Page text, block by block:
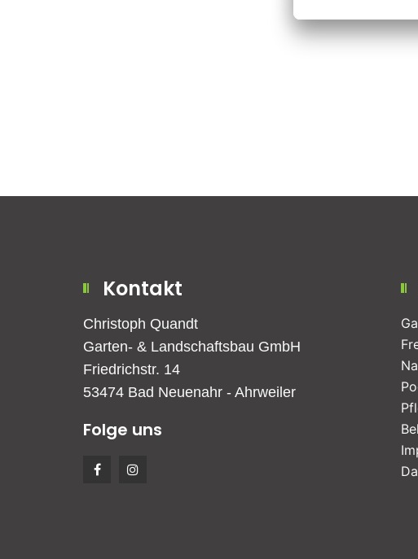
Kontakt
Christoph Quandt
Garten- & Landschaftsbau GmbH
Friedrichstr. 14
53474 Bad Neuenahr - Ahrweiler
Folge uns